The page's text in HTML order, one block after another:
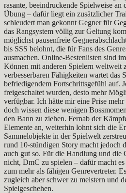
rasante, beeindruckende Spielweise
Übung – dafür liegt ein zusätzlicher
schleudert man gekonnt Gegner für
das Rangsystem völlig zur Geltung
möglichst pausenfreie
bis SSS belohnt, die für Fans des
ausmachen. Online-Bestenlisten sind
Können mit anderen Spielern weltweit
verbesserbaren Fähigkeiten wartet das
befriedigendem Fortschrittsgefühl auf.
freigeschaltet wurden, desto mehr
verfügbar. Ich hätte mir eine Prise
doch wissen diese wenigen
den Bann zu ziehen. Fernab der
Elemente an, weiterhin lohnt sich die
Sammelobjekte in der Spielwelt
rund 10-stündigen Story macht jedoch
auch gut so. Für die Handlung und die
nicht, DmC zu spielen – dafür macht
zum mehr als fähigen Genrevertreter.
zugleich aber schwer zu meistern und
Spielgeschehen.